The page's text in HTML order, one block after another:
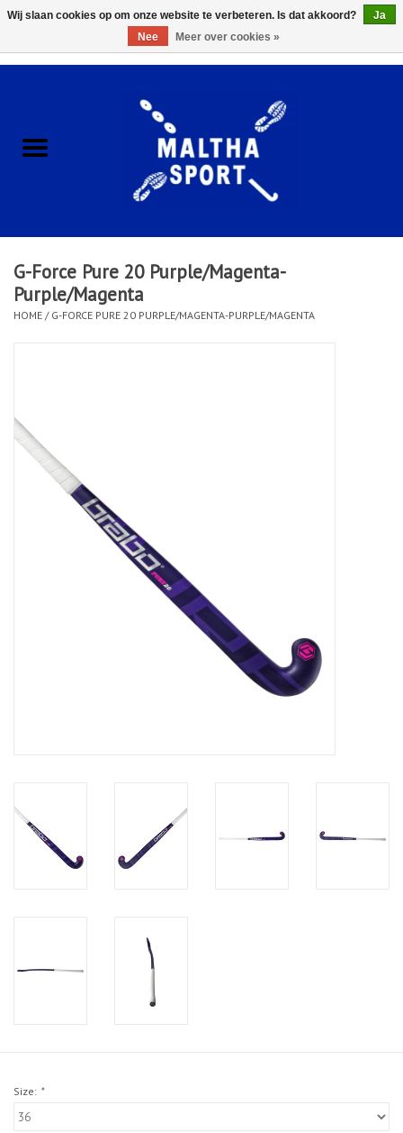
ACCESSOIRES/HARDWARE
KLEDING
CLUBSHOPS
Diensten
G-Force Pure 20 Purple/Magenta-
Purple/Magenta
HOME / G-FORCE PURE 20 PURPLE/MAGENTA-PURPLE/MAGENTA
Size: *
Wij slaan cookies op om onze website te verbeteren. Is dat akkoord?
Ja
Nee
Meer over cookies »